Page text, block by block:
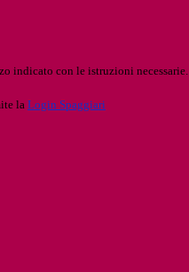
indicato con le istruzioni necessarie.
la Login Spaggiari